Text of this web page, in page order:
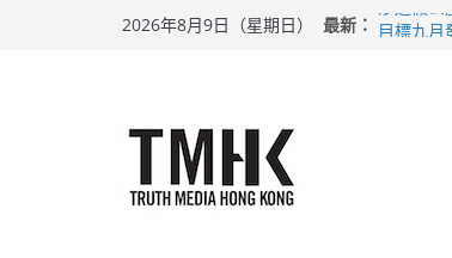
2026年8月9日（星期日） 最新： 涉造假公